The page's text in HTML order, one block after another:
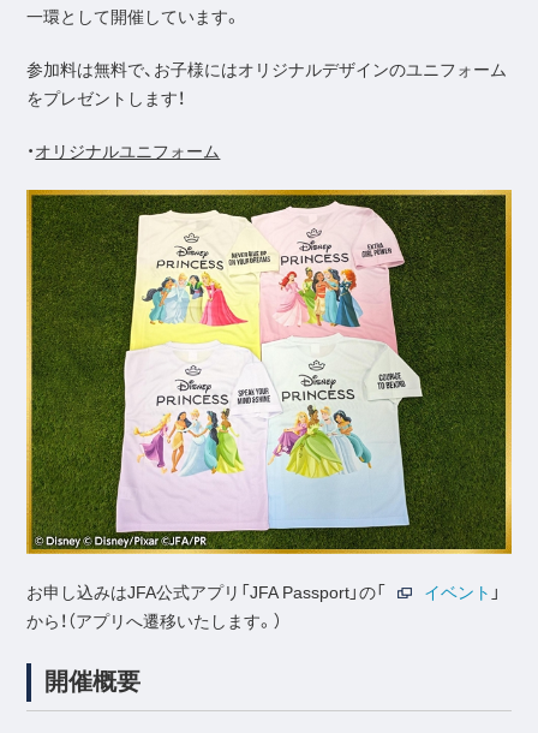
一環として開催しています。
参加料は無料で、お子様にはオリジナルデザインのユニフォーム
をプレゼントします！
・オリジナルユニフォーム
お申し込みはJFA公式アプリ「JFA Passport」の「 イベント 」
から！（アプリへ遷移いたします。）
開催概要